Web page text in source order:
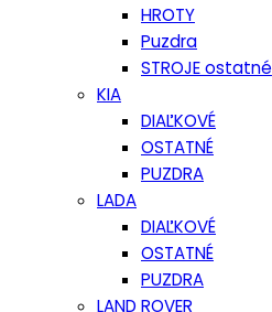
HROTY
Puzdra
STROJE ostatné
KIA
DIAĽKOVÉ
OSTATNÉ
PUZDRA
LADA
DIAĽKOVÉ
OSTATNÉ
PUZDRA
LAND ROVER